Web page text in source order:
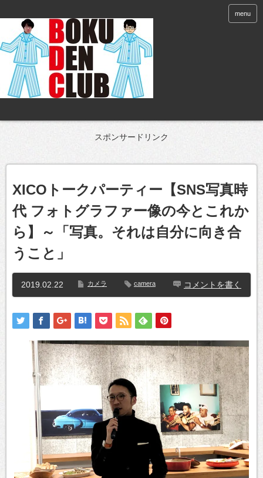
menu
スポンサードリンク
XICOトークパーティー【SNS写真時
代 フォトグラファー像の今とこれか
ら】～「写真。それは自分に向き合
うこと」
2019.02.22 カメラ camera コメントを書く